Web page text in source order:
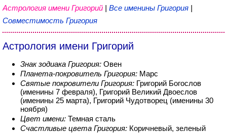
Астрология имени Григорий | Все именины Григория |
Совместимость Григория
Астрология имени Григорий
Знак зодиака Григория: Овен
Планета-покровитель Григория: Марс
Святые покровители Григория: Григорий Богослов
(именины 7 февраля), Григорий Великий Двоеслов
(именины 25 марта), Григорий Чудотворец (именины 30
ноября)
Цвет имени: Темная сталь
Счастливые цвета Григория: Коричневый, зеленый